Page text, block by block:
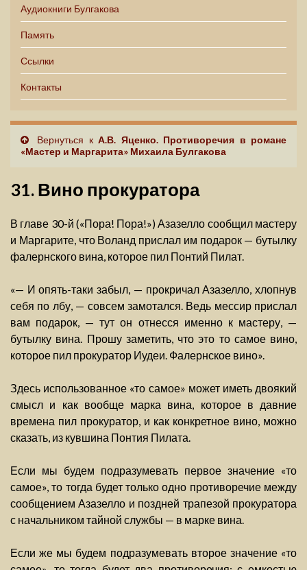
Аудиокниги Булгакова
Память
Ссылки
Контакты
Вернуться кА.В. Яценко. Противоречия в романе
«Мастер и Маргарита» Михаила Булгакова
31. Вино прокуратора
В главе 30-й («Пора! Пора!») Азазелло сообщил мастеру
и Маргарите, что Воланд прислал им подарок — бутылку
фалернского вина, которое пил Понтий Пилат.
«— И опять-таки забыл, — прокричал Азазелло, хлопнув
себя по лбу, — совсем замотался. Ведь мессир прислал
вам подарок, — тут он отнесся именно к мастеру, —
бутылку вина. Прошу заметить, что это то самое вино,
которое пил прокуратор Иудеи. Фалернское вино».
Здесь использованное «то самое» может иметь двоякий
смысл и как вообще марка вина, которое в давние
времена пил прокуратор, и как конкретное вино, можно
сказать, из кувшина Понтия Пилата.
Если мы будем подразумевать первое значение «то
самое», то тогда будет только одно противоречие между
сообщением Азазелло и поздней трапезой прокуратора
с начальником тайной службы — в марке вина.
Если же мы будем подразумевать второе значение «то